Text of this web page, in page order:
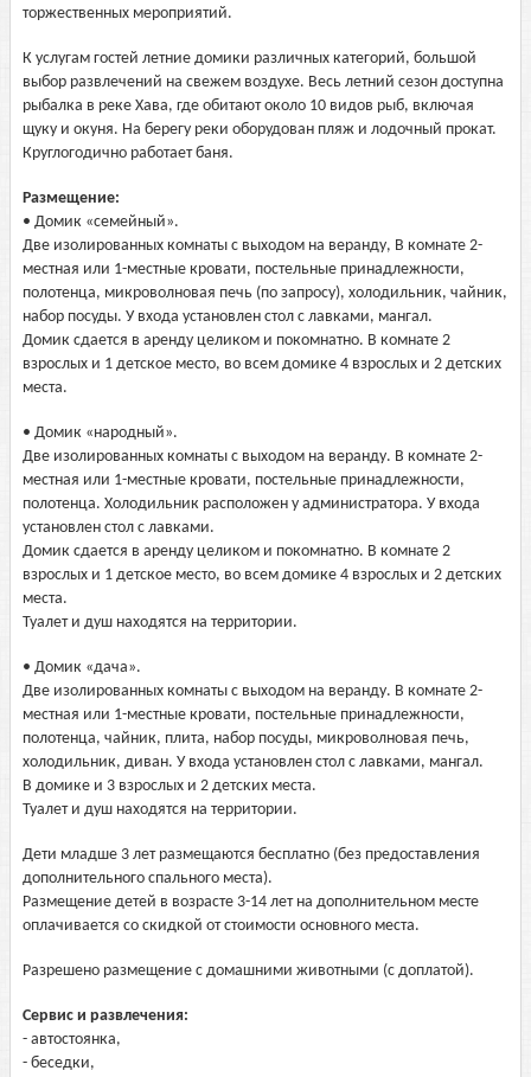
торжественных мероприятий.
К услугам гостей летние домики различных категорий, большой
выбор развлечений на свежем воздухе. Весь летний сезон доступна
рыбалка в реке Хава, где обитают около 10 видов рыб, включая
щуку и окуня. На берегу реки оборудован пляж и лодочный прокат.
Круглогодично работает баня.
Размещение:
• Домик «семейный».
Две изолированных комнаты с выходом на веранду, В комнате 2-
местная или 1-местные кровати, постельные принадлежности,
полотенца, микроволновая печь (по запросу), холодильник, чайник,
набор посуды. У входа установлен стол с лавками, мангал.
Домик сдается в аренду целиком и покомнатно. В комнате 2
взрослых и 1 детское место, во всем домике 4 взрослых и 2 детских
места.
• Домик «народный».
Две изолированных комнаты с выходом на веранду. В комнате 2-
местная или 1-местные кровати, постельные принадлежности,
полотенца. Холодильник расположен у администратора. У входа
установлен стол с лавками.
Домик сдается в аренду целиком и покомнатно. В комнате 2
взрослых и 1 детское место, во всем домике 4 взрослых и 2 детских
места.
Туалет и душ находятся на территории.
• Домик «дача».
Две изолированных комнаты с выходом на веранду. В комнате 2-
местная или 1-местные кровати, постельные принадлежности,
полотенца, чайник, плита, набор посуды, микроволновая печь,
холодильник, диван. У входа установлен стол с лавками, мангал.
В домике и 3 взрослых и 2 детских места.
Туалет и душ находятся на территории.
Дети младше 3 лет размещаются бесплатно (без предоставления
дополнительного спального места).
Размещение детей в возрасте 3-14 лет на дополнительном месте
оплачивается со скидкой от стоимости основного места.
Разрешено размещение с домашними животными (с доплатой).
Сервис и развлечения:
- автостоянка,
- беседки,